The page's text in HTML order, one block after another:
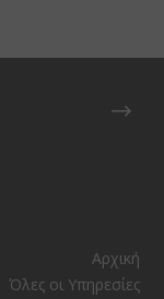
Αρχική
Όλες οι Υπηρεσίες